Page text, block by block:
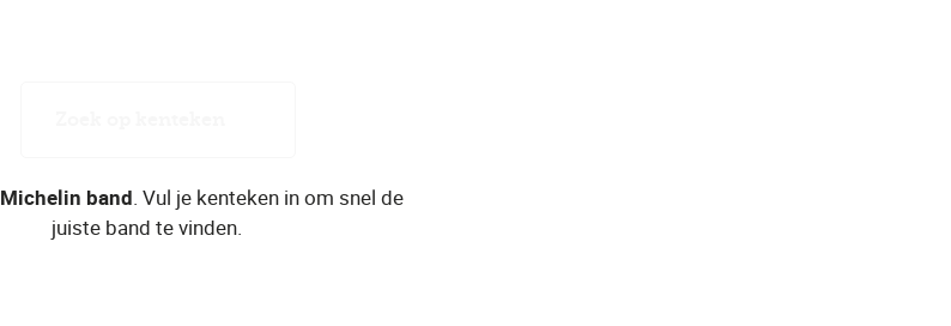
Michelin band. Vul je kenteken in om snel de
juiste band te vinden.